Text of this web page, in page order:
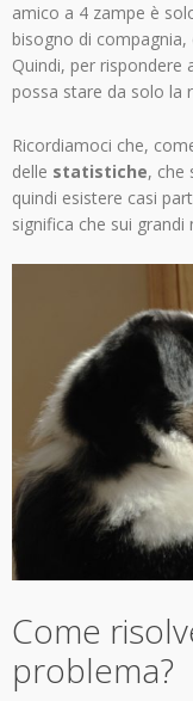
amico a 4 zampe è
bisogno di
Quindi, per rispondere
possa stare da solo la
Ricordiamoci che,
delle statistiche, che
quindi esistere casi
significa che sui
Come
problema?